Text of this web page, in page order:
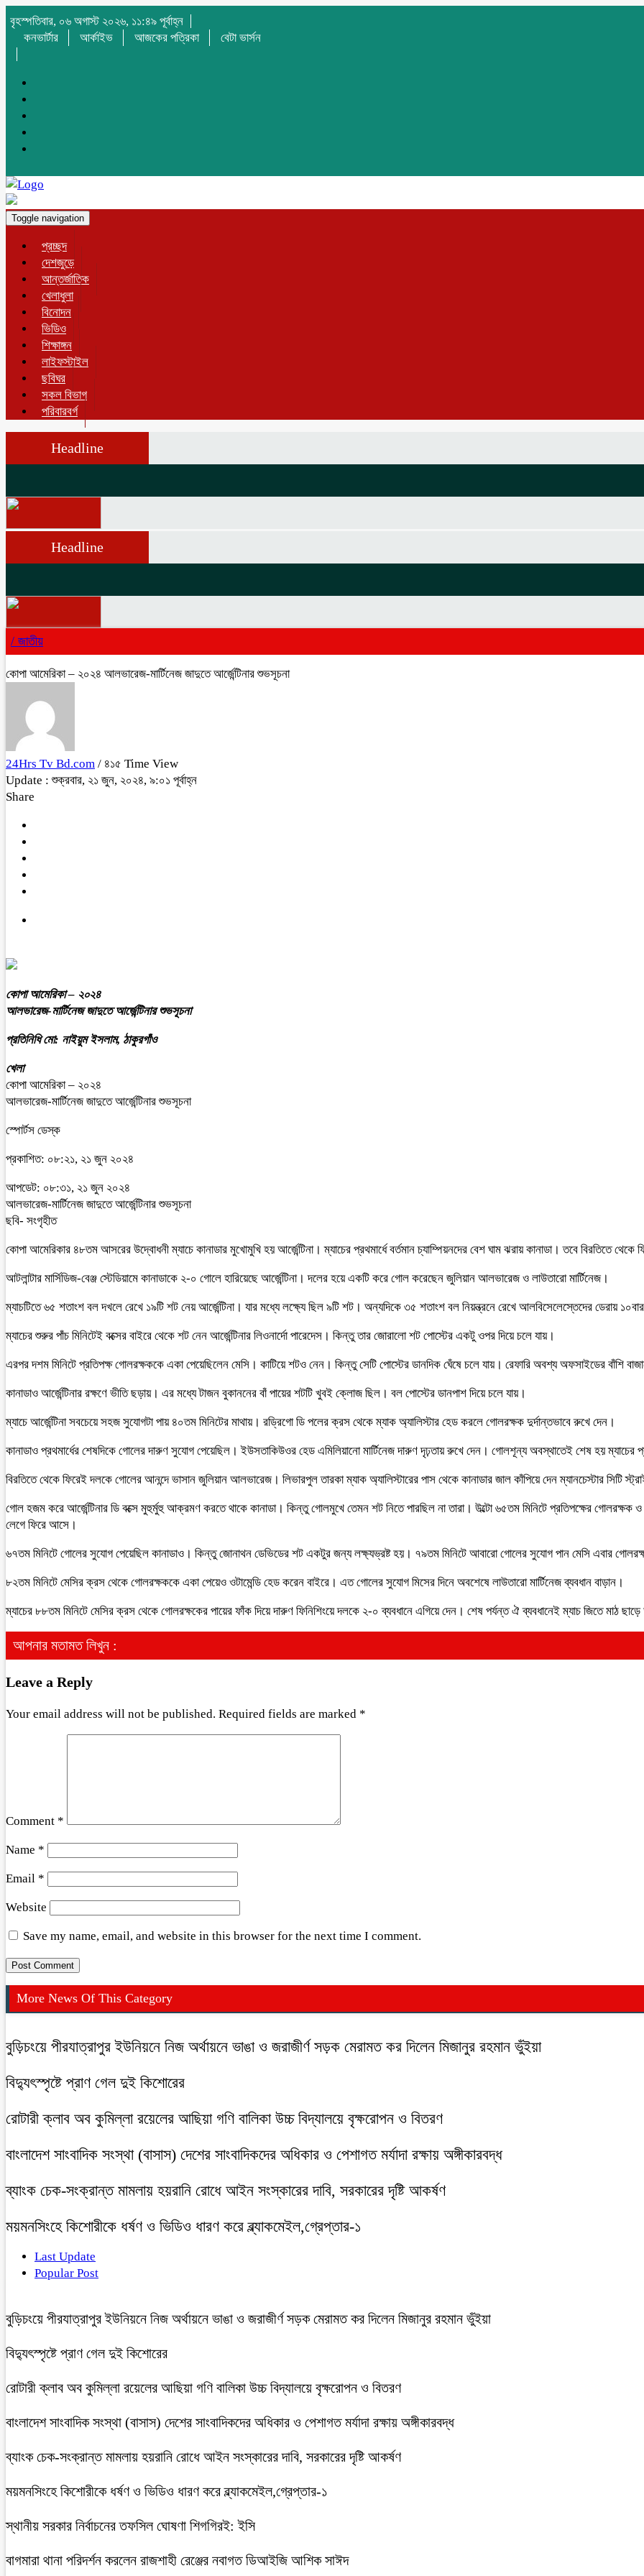
বৃহস্পতিবার, ০৬ অগাস্ট ২০২৬, ১১:৪৯ পূর্বাহ্ন
কনভার্টার
আর্কাইভ আজকের পত্রিকা বেটা ভার্সন
Toggle navigation
প্রচ্ছদ
দেশজুড়ে
আন্তর্জাতিক
খেলাধুলা
বিনোদন
ভিডিও
শিক্ষাঙ্গন
লাইফস্টাইল
ছবিঘর
সকল বিভাগ
পরিবারবর্গ
Headline
Headline
/ জাতীয়
কোপা আমেরিকা – ২০২৪ আলভারেজ-মার্টিনেজ জাদুতে আর্জেন্টিনার শুভসূচনা
24Hrs Tv Bd.com / ৪১৫ Time View
Update : শুক্রবার, ২১ জুন, ২০২৪, ৯:০১ পূর্বাহ্ন
Share
কোপা আমেরিকা – ২০২৪
আলভারেজ-মার্টিনেজ জাদুতে আর্জেন্টিনার শুভসূচনা
প্রতিনিধি মো: নাইয়ুম ইসলাম, ঠাকুরগাঁও
খেলা
কোপা আমেরিকা – ২০২৪
আলভারেজ-মার্টিনেজ জাদুতে আর্জেন্টিনার শুভসূচনা
স্পোর্টস ডেস্ক
প্রকাশিত: ০৮:২১, ২১ জুন ২০২৪
আপডেট: ০৮:৩১, ২১ জুন ২০২৪
আলভারেজ-মার্টিনেজ জাদুতে আর্জেন্টিনার শুভসূচনা
ছবি- সংগৃহীত
কোপা আমেরিকার ৪৮তম আসরের উদ্বোধনী ম্যাচে কানাডার মুখোমুখি হয় আর্জেন্টিনা। ম্যাচের প্রথমার্ধে বর্তমান চ্যাম্পিয়নদের বেশ ঘাম ঝরায় কানাডা। তবে বিরতিতে থেকে
আটলান্টার মার্সিডিজ-বেঞ্জ স্টেডিয়ামে কানাডাকে ২-০ গোলে হারিয়েছে আর্জেন্টিনা। দলের হয়ে একটি করে গোল করেছেন জুলিয়ান আলভারেজ ও লাউতারো মার্টিনেজ।
ম্যাচটিতে ৬৫ শতাংশ বল দখলে রেখে ১৯টি শট নেয় আর্জেন্টিনা। যার মধ্যে লক্ষ্যে ছিল ৯টি শট। অন্যদিকে ৩৫ শতাংশ বল নিয়ন্ত্রনে রেখে আলবিসেলেস্তেদের ডেরায়
ম্যাচের শুরুর পাঁচ মিনিটেই বক্সের বাইরে থেকে শট নেন আর্জেন্টিনার লিওনার্দো পারেদেস। কিন্তু তার জোরালো শট পোস্টের একটু ওপর দিয়ে চলে যায়।
এরপর দশম মিনিটে প্রতিপক্ষ গোলরক্ষককে একা পেয়েছিলেন মেসি। কাটিয়ে শটও নেন। কিন্তু সেটি পোস্টের ডানদিক ঘেঁষে চলে যায়। রেফারি অবশ্য অফসাইডের বাঁশি
কানাডাও আর্জেন্টিনার রক্ষণে ভীতি ছড়ায়। এর মধ্যে টাজন বুকাননের বাঁ পায়ের শটটি খুবই ক্লোজ ছিল। বল পোস্টের ডানপাশ দিয়ে চলে যায়।
ম্যাচে আর্জেন্টিনা সবচেয়ে সহজ সুযোগটা পায় ৪০তম মিনিটের মাথায়। রড্রিগো ডি পলের ক্রস থেকে ম্যাক অ্যালিস্টার হেড করলে গোলরক্ষক দুর্দান্তভাবে রুখে দেন।
কানাডাও প্রথমার্ধের শেষদিকে গোলের দারুণ সুযোগ পেয়েছিল। ইউসতাকিউওর হেড এমিলিয়ানো মার্টিনেজ দারুণ দৃঢ়তায় রুখে দেন। গোলশূন্য অবস্থাতেই শেষ হয় ম্যাচের
বিরতিতে থেকে ফিরেই দলকে গোলের আনন্দে ভাসান জুলিয়ান আলভারেজ। লিভারপুল তারকা ম্যাক অ্যালিস্টারের পাস থেকে কানাডার জাল কাঁপিয়ে দেন ম্যানচেস্টার সিটি
গোল হজম করে আর্জেন্টিনার ডি বক্সে মুহুর্মুহু আক্রমণ করতে থাকে কানাডা। কিন্তু গোলমুখে তেমন শট নিতে পারছিল না তারা। উল্টো ৬৫তম মিনিটে প্রতিপক্ষের গোলরক্ষক
লেগে ফিরে আসে।
৬৭তম মিনিটে গোলের সুযোগ পেয়েছিল কানাডাও। কিন্তু জোনাথন ডেভিডের শট একটুর জন্য লক্ষ্যভ্রষ্ট হয়। ৭৯তম মিনিটে আবারো গোলের সুযোগ পান মেসি এবার
৮২তম মিনিটে মেসির ক্রস থেকে গোলরক্ষককে একা পেয়েও ওটামেন্ডি হেড করেন বাইরে। এত গোলের সুযোগ মিসের দিনে অবশেষে লাউতারো মার্টিনেজ ব্যবধান বাড়ান।
ম্যাচের ৮৮তম মিনিটে মেসির ক্রস থেকে গোলরক্ষকের পায়ের ফাঁক দিয়ে দারুণ ফিনিশিংয়ে দলকে ২-০ ব্যবধানে এগিয়ে দেন। শেষ পর্যন্ত ঐ ব্যবধানেই ম্যাচ জিতে মাঠ ছাড়ে
আপনার মতামত লিখুন :
Leave a Reply
Your email address will not be published. Required fields are marked *
Comment *
Name *
Email *
Website
Save my name, email, and website in this browser for the next time I comment.
More News Of This Category
বুড়িচংয়ে পীরযাত্রাপুর ইউনিয়নে নিজ অর্থায়নে ভাঙা ও জরাজীর্ণ সড়ক মেরামত কর দিলেন মিজানুর রহমান ভুঁইয়া
বিদ্যুৎস্পৃষ্টে প্রাণ গেল দুই কিশোরের
রোটারী ক্লাব অব কুমিল্লা রয়েলের আছিয়া গণি বালিকা উচ্চ বিদ্যালয়ে বৃক্ষরোপন ও বিতরণ
বাংলাদেশ সাংবাদিক সংস্থা (বাসাস) দেশের সাংবাদিকদের অধিকার ও পেশাগত মর্যাদা রক্ষায় অঙ্গীকারবদ্ধ
ব্যাংক চেক-সংক্রান্ত মামলায় হয়রানি রোধে আইন সংস্কারের দাবি, সরকারের দৃষ্টি আকর্ষণ
ময়মনসিংহে কিশোরীকে ধর্ষণ ও ভিডিও ধারণ করে ব্ল্যাকমেইল,গ্রেপ্তার-১
Last Update
Popular Post
বুড়িচংয়ে পীরযাত্রাপুর ইউনিয়নে নিজ অর্থায়নে ভাঙা ও জরাজীর্ণ সড়ক মেরামত কর দিলেন মিজানুর রহমান ভুঁইয়া
বিদ্যুৎস্পৃষ্টে প্রাণ গেল দুই কিশোরের
রোটারী ক্লাব অব কুমিল্লা রয়েলের আছিয়া গণি বালিকা উচ্চ বিদ্যালয়ে বৃক্ষরোপন ও বিতরণ
বাংলাদেশ সাংবাদিক সংস্থা (বাসাস) দেশের সাংবাদিকদের অধিকার ও পেশাগত মর্যাদা রক্ষায় অঙ্গীকারবদ্ধ
ব্যাংক চেক-সংক্রান্ত মামলায় হয়রানি রোধে আইন সংস্কারের দাবি, সরকারের দৃষ্টি আকর্ষণ
ময়মনসিংহে কিশোরীকে ধর্ষণ ও ভিডিও ধারণ করে ব্ল্যাকমেইল,গ্রেপ্তার-১
স্থানীয় সরকার নির্বাচনের তফসিল ঘোষণা শিগগিরই: ইসি
বাগমারা থানা পরিদর্শন করলেন রাজশাহী রেঞ্জের নবাগত ডিআইজি আশিক সাঈদ